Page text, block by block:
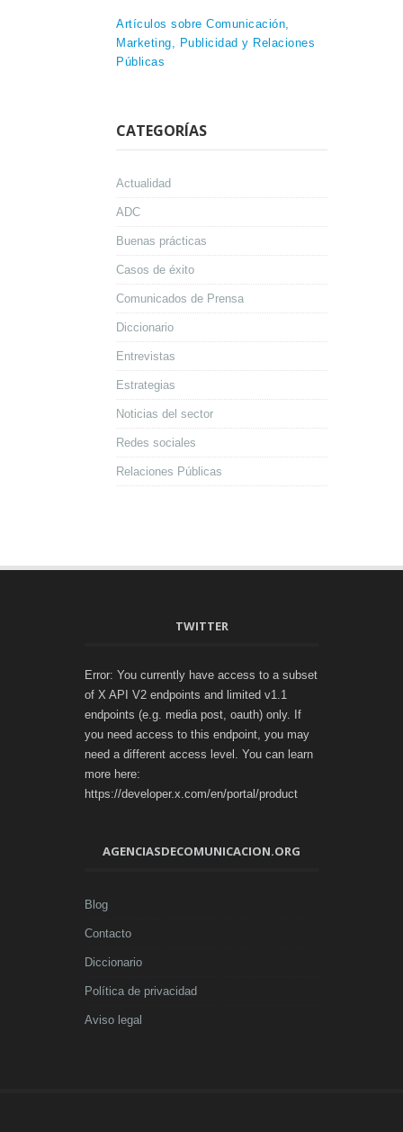
Artículos sobre Comunicación,
Marketing, Publicidad y Relaciones
Públicas
CATEGORÍAS
Actualidad
ADC
Buenas prácticas
Casos de éxito
Comunicados de Prensa
Diccionario
Entrevistas
Estrategias
Noticias del sector
Redes sociales
Relaciones Públicas
TWITTER
Error: You currently have access to a subset
of X API V2 endpoints and limited v1.1
endpoints (e.g. media post, oauth) only. If
you need access to this endpoint, you may
need a different access level. You can learn
more here:
https://developer.x.com/en/portal/product
AGENCIASDECOMUNICACION.ORG
Blog
Contacto
Diccionario
Política de privacidad
Aviso legal